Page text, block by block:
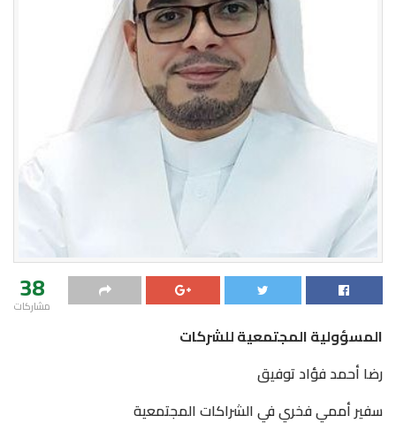
38
مشاركات
المسؤولية المجتمعية للشركات
رضا أحمد فؤاد توفيق
سفير أممي فخري في الشراكات المجتمعية